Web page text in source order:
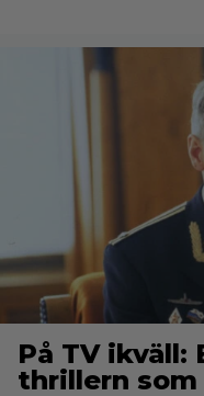
På TV ikväll:
thrillern som